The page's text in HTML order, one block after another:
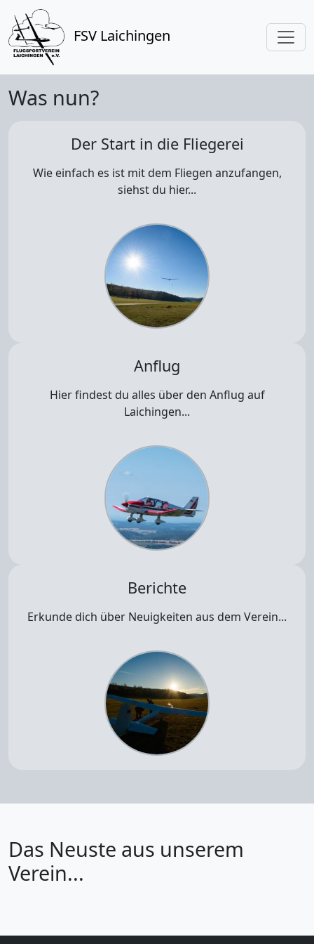
FSV Laichingen
Was nun?
Der Start in die Fliegerei
Wie einfach es ist mit dem Fliegen anzufangen,
siehst du hier...
Anflug
Hier findest du alles über den Anflug auf
Laichingen...
Berichte
Erkunde dich über Neuigkeiten aus dem Verein...
Das Neuste aus unserem
Verein...